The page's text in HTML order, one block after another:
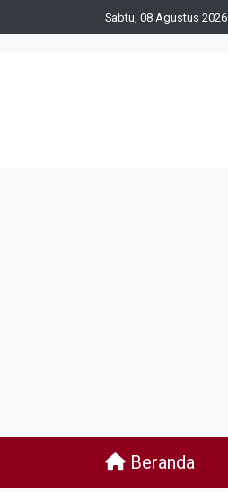
Sabtu, 08 Agustus 2026
Beranda